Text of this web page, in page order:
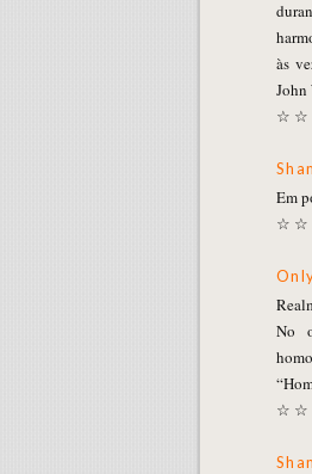
às
John
☆ ☆
Em
☆ ☆
No
☆ ☆